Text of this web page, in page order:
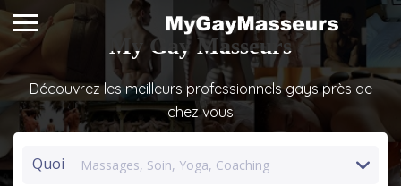
My Gay Masseurs
Découvrez les meilleurs professionnels gays près de
chez vous
Quoi